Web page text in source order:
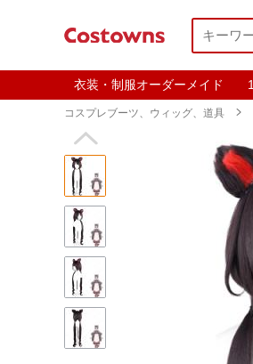
衣装・制服オーダーメイド
コスプレブーツ、ウィッグ、道具 
